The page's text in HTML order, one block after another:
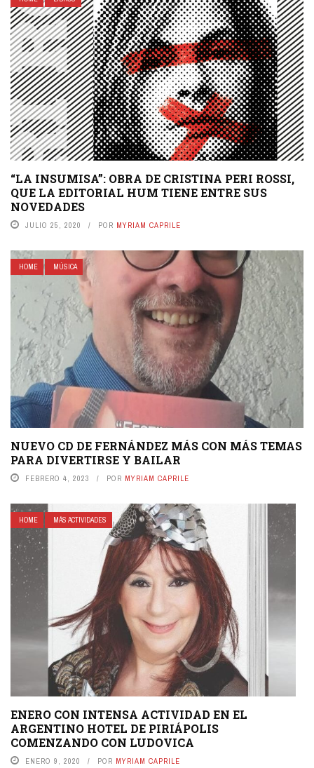
“LA INSUMISA”: OBRA DE CRISTINA PERI ROSSI,
QUE LA EDITORIAL HUM TIENE ENTRE SUS
NOVEDADES
JULIO 25, 2020 POR MYRIAM CAPRILE
HOME MÚSICA
NUEVO CD DE FERNÁNDEZ MÁS CON MÁS TEMAS
PARA DIVERTIRSE Y BAILAR
FEBRERO 4, 2023 POR MYRIAM CAPRILE
HOME MÁS ACTIVIDADES
ENERO CON INTENSA ACTIVIDAD EN EL
ARGENTINO HOTEL DE PIRIÁPOLIS
COMENZANDO CON LUDOVICA
ENERO 9, 2020 POR MYRIAM CAPRILE